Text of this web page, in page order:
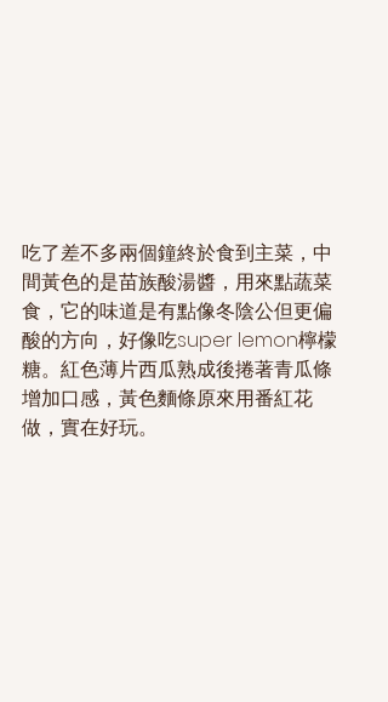
吃了差不多兩個鐘終於食到主菜，中
間黃色的是苗族酸湯醬，用來點蔬菜
食，它的味道是有點像冬陰公但更偏
酸的方向，好像吃super lemon檸檬
糖。紅色薄片西瓜熟成後捲著青瓜條
增加口感，黃色麵條原來用番紅花
做，實在好玩。